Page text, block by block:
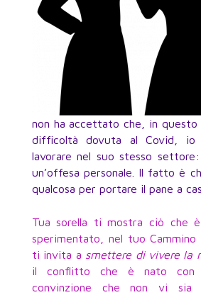
non ha accettato che, in
difficoltà dovuta al Covid, io
lavorare nel suo stesso settore:
un’offesa personale. Il fatto è
qualcosa per portare il pane a
Tua sorella ti mostra ciò che
sperimentato, nel tuo Cammino
ti invita a smettere di vivere la
il conflitto che è nato con
convinzione che non vi sia